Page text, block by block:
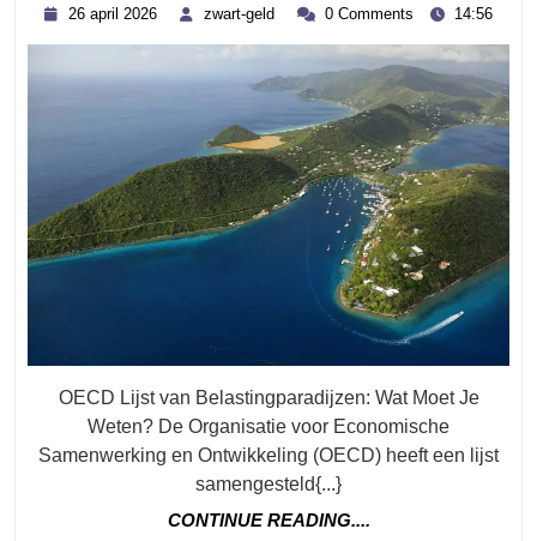
Van
De
OECD-
Lijst
Op
26 april 2026 zwart-geld
zwart- 0 Comments 14:56
OECD Lijst van Belastingparadijzen: Wat Moet Je
Weten? De Organisatie voor Economische
Samenwerking en Ontwikkeling (OECD) heeft een lijst
samengesteld{...}
CONTINUE READING....